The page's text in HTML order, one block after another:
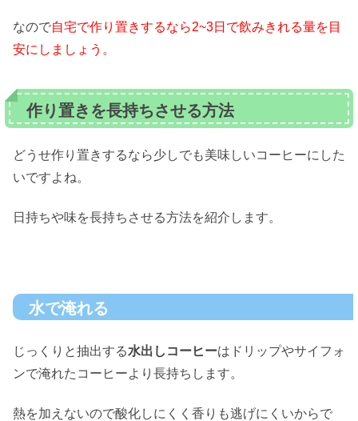
なので自宅で作り置きするなら2~3日で飲みきれる量を目
安にしましょう。
作り置きを長持ちさせる方法
どうせ作り置きするなら少しでも美味しいコーヒーにした
いですよね。
日持ちや味を長持ちさせる方法を紹介します。
水で淹れる
じっくりと抽出する水出しコーヒーはドリップやサイフォ
ンで淹れたコーヒーより長持ちします。
熱を加えないので酸化しにくく香りも逃げにくいからで